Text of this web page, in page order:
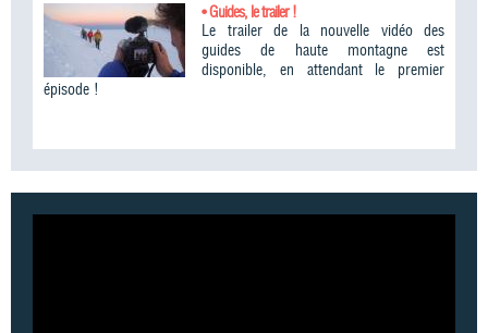
• Guides, le trailer !
Le trailer de la nouvelle vidéo des
guides de haute montagne est
disponible, en attendant le premier
épisode !